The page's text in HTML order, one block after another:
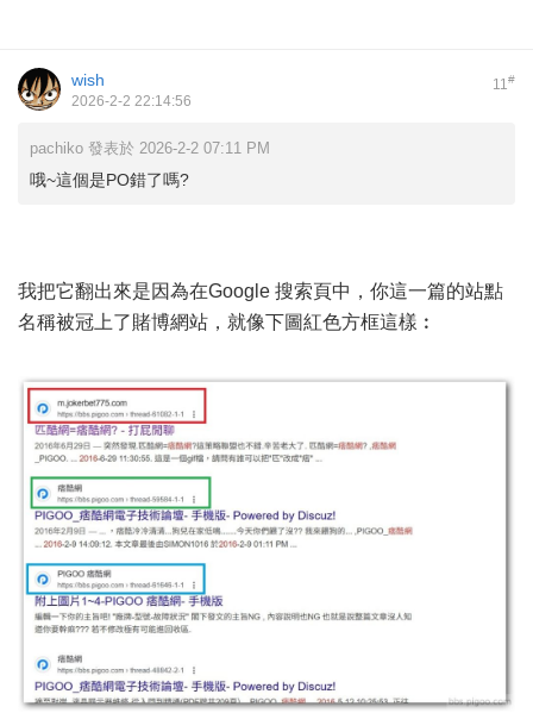
11#
wish
2026-2-2 22:14:56
pachiko 發表於 2026-2-2 07:11 PM
哦~這個是PO錯了嗎?
我把它翻出來是因為在Google 搜索頁中，你這一篇的站點
名稱被冠上了賭博網站，就像下圖紅色方框這樣︰